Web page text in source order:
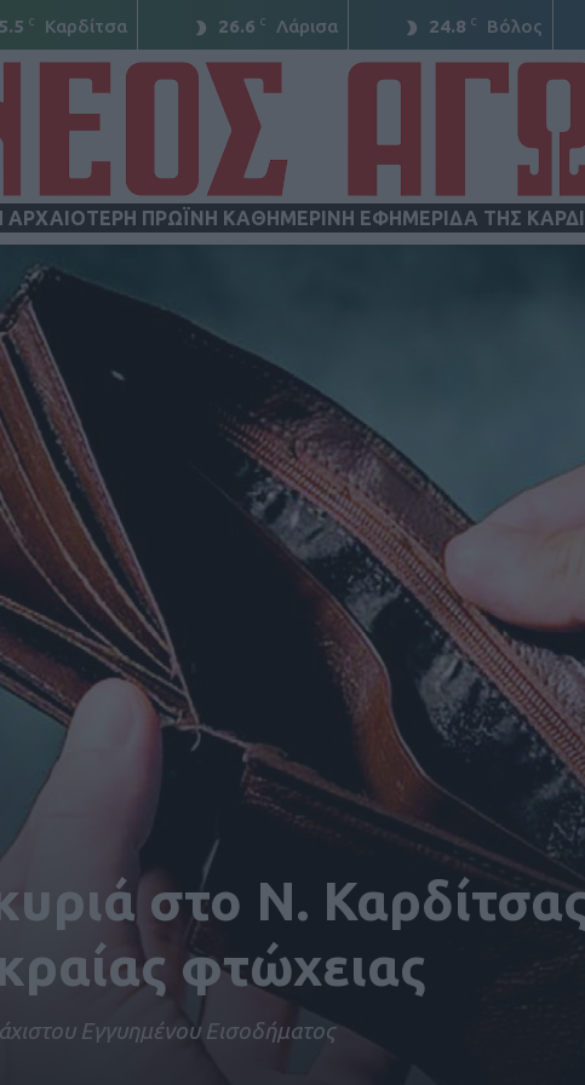
C Καρδίτσα 26.6 C Λάρισα 24.8 C Βόλος
ΑΡΧΑΙΟΤΕΡΗ ΠΡΩΪΝΗ ΚΑΘΗΜΕΡΙΝΗ ΕΦΗΜΕΡΙΔΑ ΤΗΣ
ΑΓΩΝ
στο Ν.
φτώχειας
Εγγυημένου Εισοδήματος